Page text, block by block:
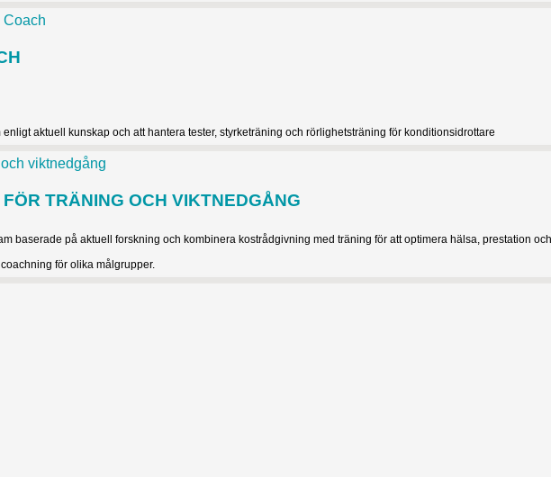
aktuell kunskap och att hantera tester, styrketräning och rörlighetsträning för konditionsidrottare
TRÄNING OCH VIKTNEDGÅNG
baserade på aktuell forskning och kombinera kostrådgivning med träning för att optimera hälsa, prestation
för olika målgrupper.